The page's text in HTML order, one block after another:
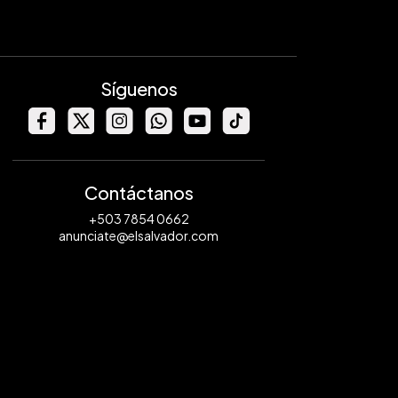
Síguenos
Contáctanos
+503 7854 0662
anunciate@elsalvador.com